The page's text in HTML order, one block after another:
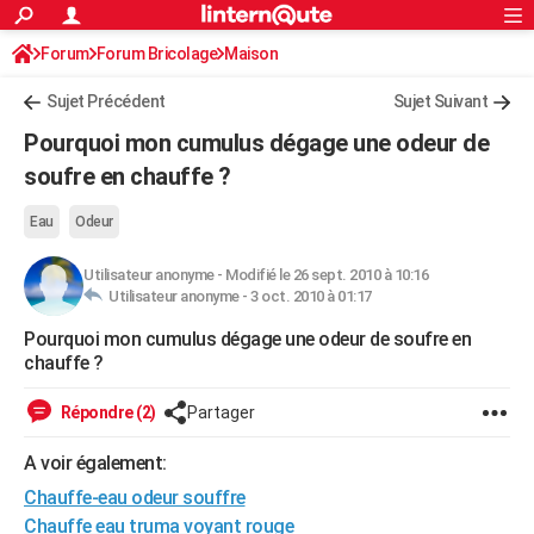
ACTUALITÉS
Politique
Société
Faits Divers
Education
Monde
Villes
+
Programme TV
Streaming
Sorties cinéma
Musique
FINANCE
Retraite
Impôts
Epargne
Immobilier
Risques naturels par ville
Banque
Assurance
Crédit
AUTO
Essais
Réserver un essai
Citadines
Berlines
SUV
Forum auto
HIGH-TECH
Mobiles
Meilleur smartphone
Internet
Ordinateurs
Jeux vidéo
Guide high-tech
BRICOLAGE
Forum
Aménagement intérieur
Extérieur
Cuisine
Salle de bains
Jardinage
Rangement
WEEK-END
Guides de France
Escapades
Patrimoine
Expositions
Musées
Week-end nature
LIFESTYLE
Art de vivre
Bien-être
Loisirs
Mode
Modes de vie
SANTE
Alimentation
Guide de la santé
Maladies
Médicaments
Sommeil
VOYAGE
S'inscrire
Connexion
Forum Forum Bricolage Maison
Sujet Précédent Sujet Suivant
Pourquoi mon cumulus dégage une odeur de
soufre en chauffe ?
Eau Odeur
Utilisateur anonyme- Modifié le 26 sept. 2010 à 10:16
Utilisateur anonyme - 3 oct. 2010 à 01:17
Pourquoi mon cumulus dégage une odeur de soufre en
chauffe ?
Répondre (2) Partager
A voir également:
Chauffe-eau odeur souffre
Chauffe eau truma voyant rouge